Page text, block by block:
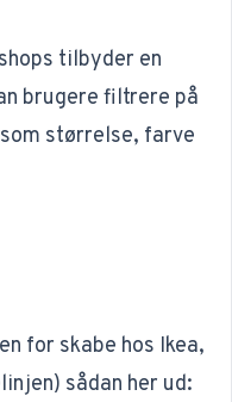
tilbyder en
brugere filtrere på
størrelse, farve
for skabe hos Ikea,
sådan her ud: